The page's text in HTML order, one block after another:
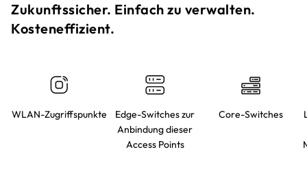
Zukunftssicher. Einfach zu verwalten.
Kosteneffizient.​
WLAN-Zugriffspunkte
Edge-Switches zur
Anbindung dieser
Access Points
Core-Switches